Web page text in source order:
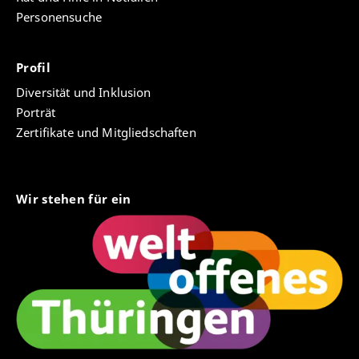
älterer Kinder. Zwischen Anspruch und
Wirklichkeit. Freiburg: Herder, S. 115-125
in Schule willkommen ist, ergeben sich
anregende Prozesse." In: Evangelische
Schulstiftung in Mitteldeutschland (Hrsg.). Auf
dem Weg zur inklusiven Schule: professionell,
vielfältig, beweglich. Der Index für Inklusion an
(2016). Das Schulentwicklungsprojekt
und die wissenschaftliche Begleitung. In:
Evangelische Schulstiftung in Mitteldeutschland
(Hrsg.). Auf dem Weg zur inklusiven Schule:
professionell, vielfältig, beweglich. Der Index für
Inklusion an der Evangelischen Grundschule
Nordhausen - Anregungen für die praktische
Schulentwicklung. Erfurt, S. 8-13 online verfügbar
Personensuche
Profil
Diversität und Inklusion
Porträt
Zertifikate und Mitgliedschaften
Wir stehen für ein